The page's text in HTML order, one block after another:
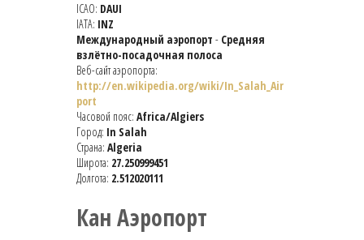
ICAO: DAUI
IATA: INZ
Международный аэропорт - Средняя
взлётно-посадочная полоса
Веб-сайт аэропорта:
http://en.wikipedia.org/wiki/In_Salah_Air
port
Часовой пояс: Africa/Algiers
Город: In Salah
Страна: Algeria
Широта: 27.250999451
Долгота: 2.512020111
Кан Аэропорт